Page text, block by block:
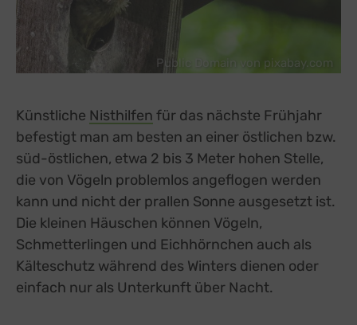
Public Domain von pixabay.com
Künstliche Nisthilfen für das nächste Frühjahr
befestigt man am besten an einer östlichen bzw.
süd-östlichen, etwa 2 bis 3 Meter hohen Stelle,
die von Vögeln problemlos angeflogen werden
kann und nicht der prallen Sonne ausgesetzt ist.
Die kleinen Häuschen können Vögeln,
Schmetterlingen und Eichhörnchen auch als
Kälteschutz während des Winters dienen oder
einfach nur als Unterkunft über Nacht.